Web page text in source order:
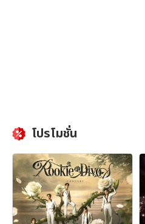
โปรโมชั่น